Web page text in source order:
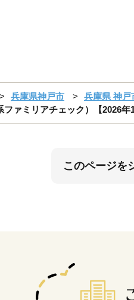
兵庫県神戸市
兵庫県 神戸
ァミリアチェック）【2026
このページを